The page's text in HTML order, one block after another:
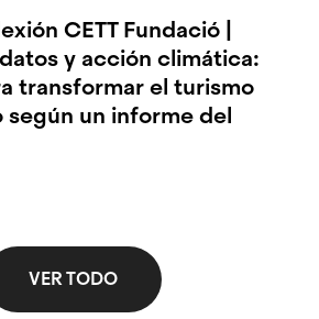
CETT Fundació |
y acción climática:
transformar el turismo
un informe del
VER TODO